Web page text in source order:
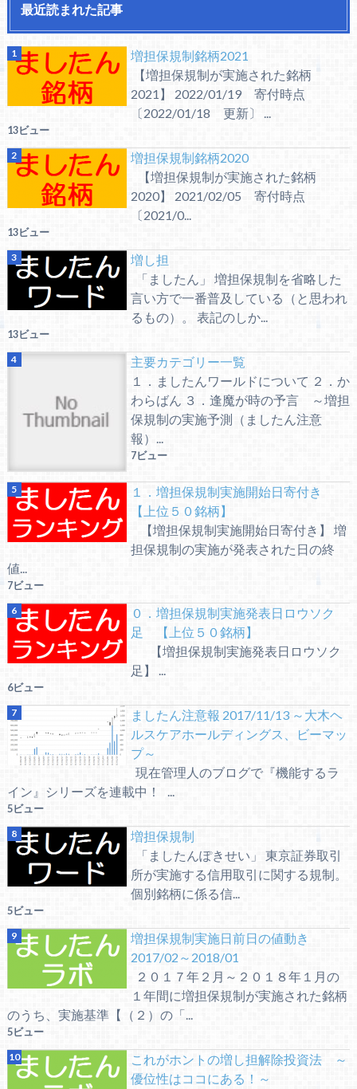
最近読まれた記事
増担保規制銘柄2021
【増担保規制が実施された銘柄
2021】 2022/01/19 寄付時点
〔2022/01/18 更新〕 ...
13ビュー
増担保規制銘柄2020
【増担保規制が実施された銘柄
2020】 2021/02/05 寄付時点
〔2021/0...
13ビュー
増し担
「ましたん」 増担保規制を省略した
言い方で一番普及している（と思われ
るもの）。 表記のしか...
13ビュー
主要カテゴリー一覧
１．ましたんワールドについて ２．か
わらばん ３．逢魔が時の予言 ～増担
保規制の実施予測（ましたん注意
報）...
7ビュー
１．増担保規制実施開始日寄付き
【上位５０銘柄】
【増担保規制実施開始日寄付き】 増
担保規制の実施が発表された日の終
値...
7ビュー
０．増担保規制実施発表日ロウソク
足 【上位５０銘柄】
【増担保規制実施発表日ロウソク
足】 ...
6ビュー
ましたん注意報 2017/11/13 ～大木ヘ
ルスケアホールディングス、ビーマッ
プ～
現在管理人のブログで『機能するラ
イン』シリーズを連載中！ ...
5ビュー
増担保規制
「ましたんぽきせい」 東京証券取引
所が実施する信用取引に関する規制。
個別銘柄に係る信...
5ビュー
増担保規制実施日前日の値動き
2017/02～2018/01
２０１７年２月～２０１８年１月の
１年間に増担保規制が実施された銘柄
のうち、実施基準【（２）の「...
5ビュー
これがホントの増し担解除投資法 ～
優位性はココにある！～